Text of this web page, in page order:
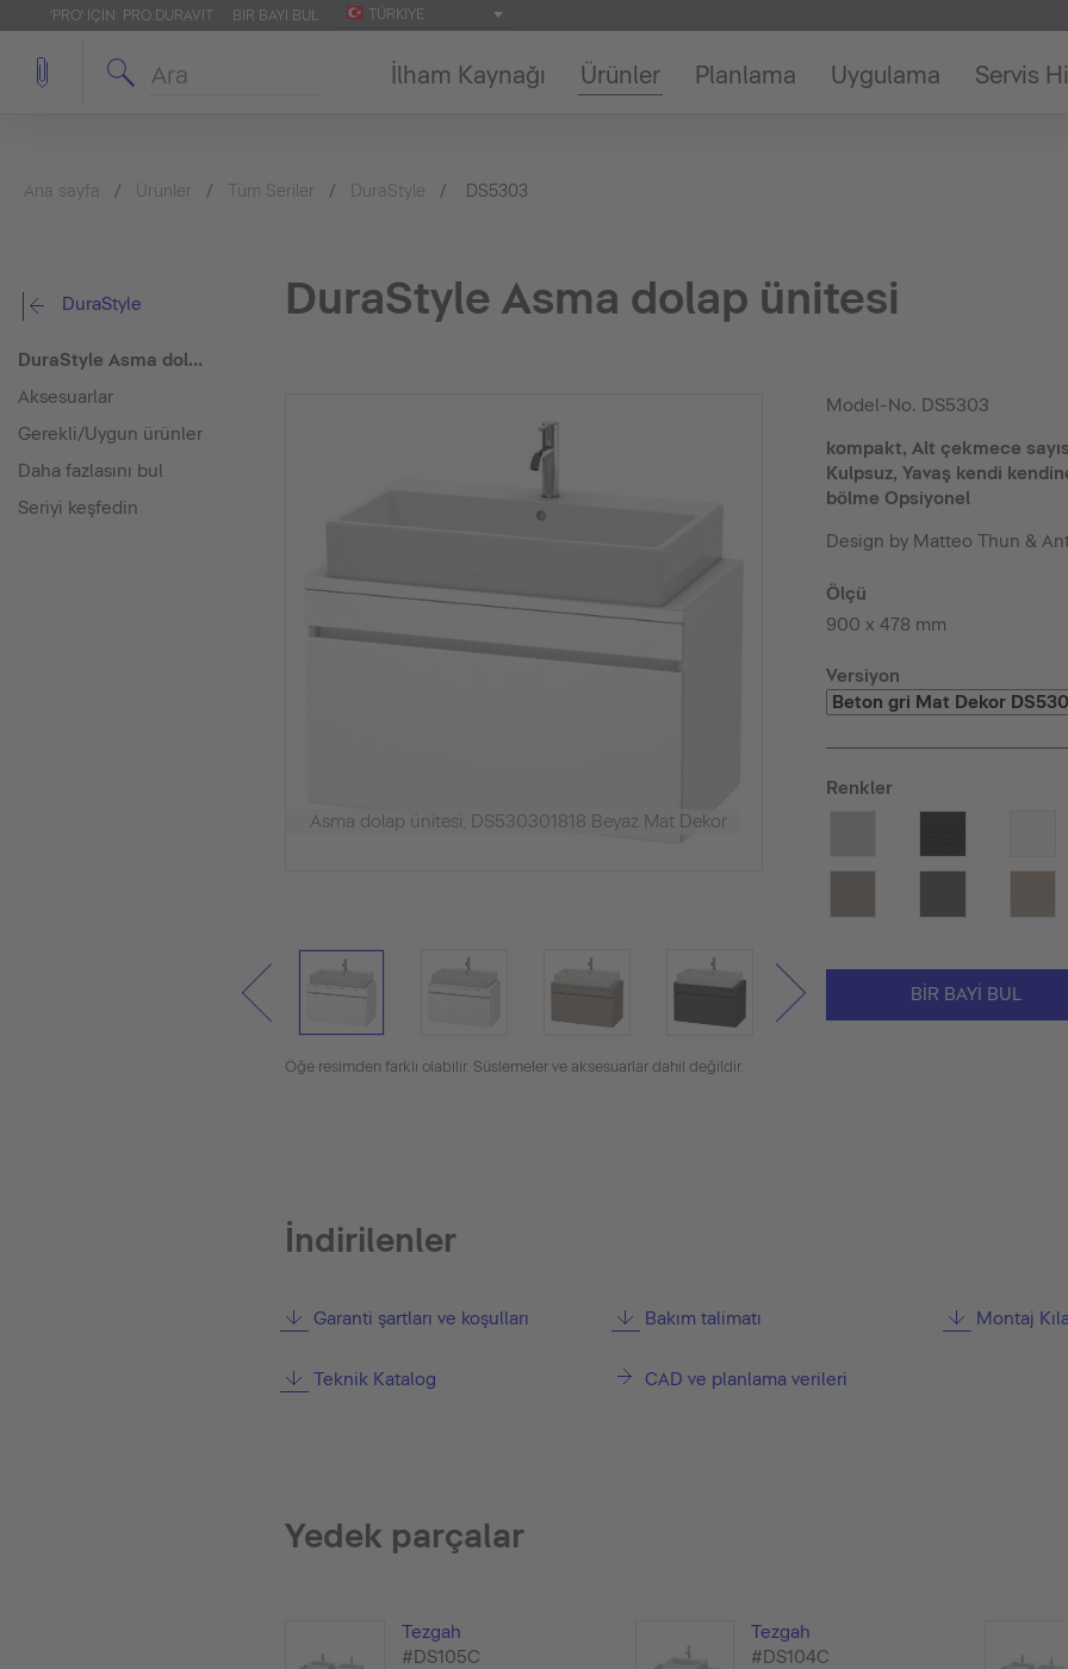
'PRO' IÇIN: PRO.DURAVIT BIR BAYI BUL TÜRKIYE
İlham Kaynağı Ürünler Planlama Uygulama Servis
Ana sayfa Ürünler Tüm Seriler DuraStyle DS5303
DuraStyle
DuraStyle Asma dolap ünitesi
Aksesuarlar
Gerekli/Uygun ürünler
Daha fazlasını bul
Seriyi keşfedin
DuraStyle Asma dolap ünitesi
Asma dolap ünitesi, DS530301818 Beyaz Mat Dekor
Öğe resimden farklı olabilir. Süslemeler ve aksesuarlar dahil değildir.
Model-No. DS5303
kompakt, Alt çekmece
Kulpsuz, Yavaş kendi
bölme Opsiyonel
Design by Matteo Thun &
Ölçü
900 x 478 mm
Versiyon
Renkler
BIR BAYI BUL
İndirilenler
Garanti şartları ve koşulları Bakım talimatı Montaj
Teknik Katalog CAD ve planlama verileri
Yedek parçalar
Tezgah
#DS105C
Tezgah
#DS104C